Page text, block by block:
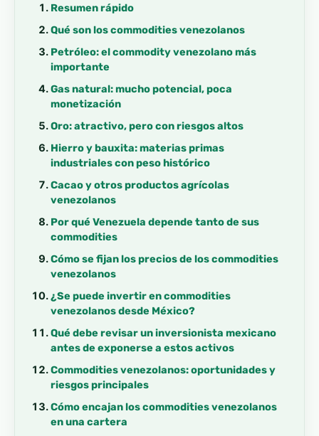
Resumen rápido
Qué son los commodities venezolanos
Petróleo: el commodity venezolano más
importante
Gas natural: mucho potencial, poca
monetización
Oro: atractivo, pero con riesgos altos
Hierro y bauxita: materias primas
industriales con peso histórico
Cacao y otros productos agrícolas
venezolanos
Por qué Venezuela depende tanto de sus
commodities
Cómo se fijan los precios de los commodities
venezolanos
¿Se puede invertir en commodities
venezolanos desde México?
Qué debe revisar un inversionista mexicano
antes de exponerse a estos activos
Commodities venezolanos: oportunidades y
riesgos principales
Cómo encajan los commodities venezolanos
en una cartera